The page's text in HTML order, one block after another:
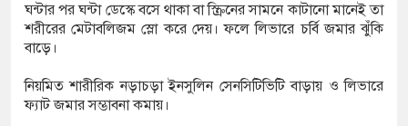
ঘন্টার পর ঘন্টা ডেস্কে বসে থাকা বা স্ক্রিনের সামনে কাটানো মানেই তা
শরীরের মেটাবলিজম স্লো করে দেয়। ফলে লিভারে চর্বি জমার ঝুঁকি
বাড়ে।
নিয়মিত শারীরিক নড়াচড়া ইনসুলিন সেনসিটিভিটি বাড়ায় ও লিভারে
ফ্যাট জমার সম্ভাবনা কমায়।